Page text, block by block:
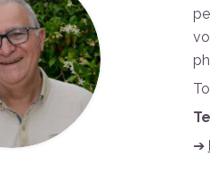
➔